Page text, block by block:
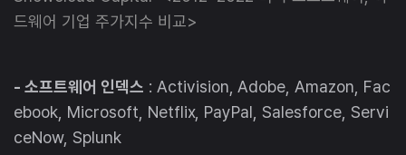
드웨어 기업 주가지수 비교>
- 소프트웨어 인덱스 : Activision, Adobe, Amazon, Fac
ebook, Microsoft, Netflix, PayPal, Salesforce, Servi
ceNow, Splunk